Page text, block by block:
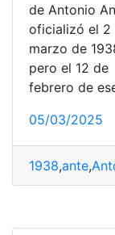
de Antonio
oficializó el 2
marzo de
pero el 12 de
febrero de
05/03/2025
1938,ante,